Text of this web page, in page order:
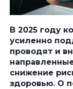
В 2025 году
усиленно
проводят и
снижение
здоровью. О